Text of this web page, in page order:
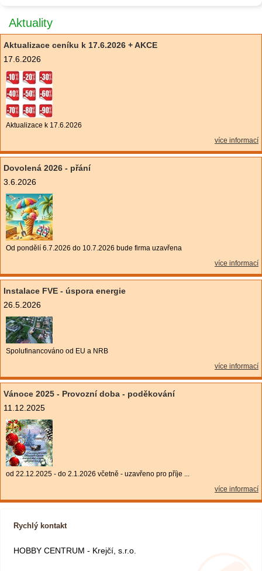
Aktuality
Aktualizace ceníku k 17.6.2026 + AKCE
17.6.2026
Aktualizace k 17.6.2026
více informací
Dovolená 2026 - přání
3.6.2026
Od pondělí 6.7.2026 do 10.7.2026 bude firma uzavřena
více informací
Instalace FVE - úspora energie
26.5.2026
Spolufinancováno od EU a NRB
více informací
Vánoce 2025 - Provozní doba - poděkování
11.12.2025
od 22.12.2025 - do 2.1.2026 včetně - uzavřeno pro příje ...
více informací
Rychlý kontakt
HOBBY CENTRUM - Krejčí, s.r.o.